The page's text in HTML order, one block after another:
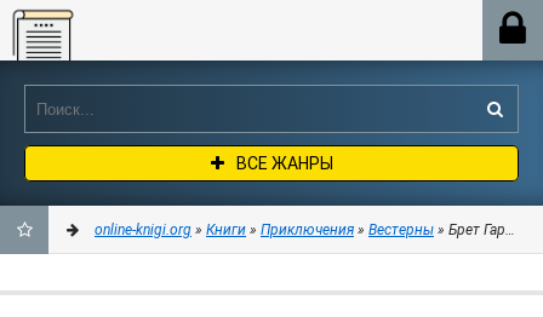
Online-knigi.org
ВСЕ ЖАНРЫ
online-knigi.org » Книги » Приключения » Вестерны » Брет Гарт.